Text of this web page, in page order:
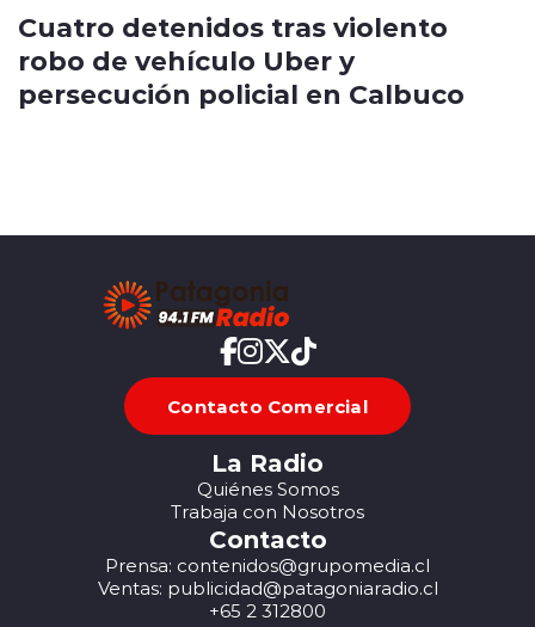
Cuatro detenidos tras violento
robo de vehículo Uber y
persecución policial en Calbuco
Contacto Comercial
La Radio
Quiénes Somos
Trabaja con Nosotros
Contacto
Prensa: contenidos@grupomedia.cl
Ventas: publicidad@patagoniaradio.cl
+65 2 312800